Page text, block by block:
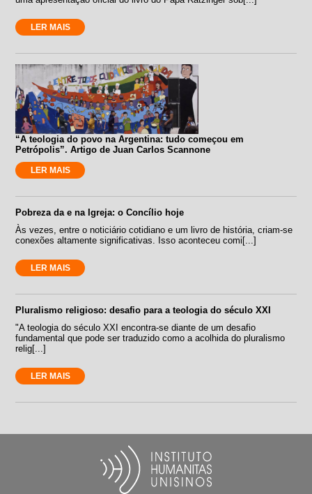
LER MAIS
“A teologia do povo na Argentina: tudo começou em
Petrópolis”. Artigo de Juan Carlos Scannone
LER MAIS
Pobreza da e na Igreja: o Concílio hoje
Às vezes, entre o noticiário cotidiano e um livro de história, criam-se
conexões altamente significativas. Isso aconteceu comi[...]
LER MAIS
Pluralismo religioso: desafio para a teologia do século XXI
"A teologia do século XXI encontra-se diante de um desafio
fundamental que pode ser traduzido como a acolhida do pluralismo
relig[...]
LER MAIS